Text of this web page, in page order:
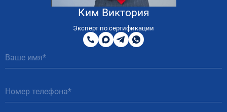
Ким Виктория
Эксперт по сертификации
8
800
200
51
MAXTelegram
WhatsApp